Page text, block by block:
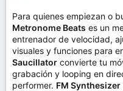
Para quienes empiezan o
Metronome Beats es un
entrenador de velocidad,
visuales y funciones para
Saucillator convierte tu
grabación y looping en
performer. FM Synthesizer